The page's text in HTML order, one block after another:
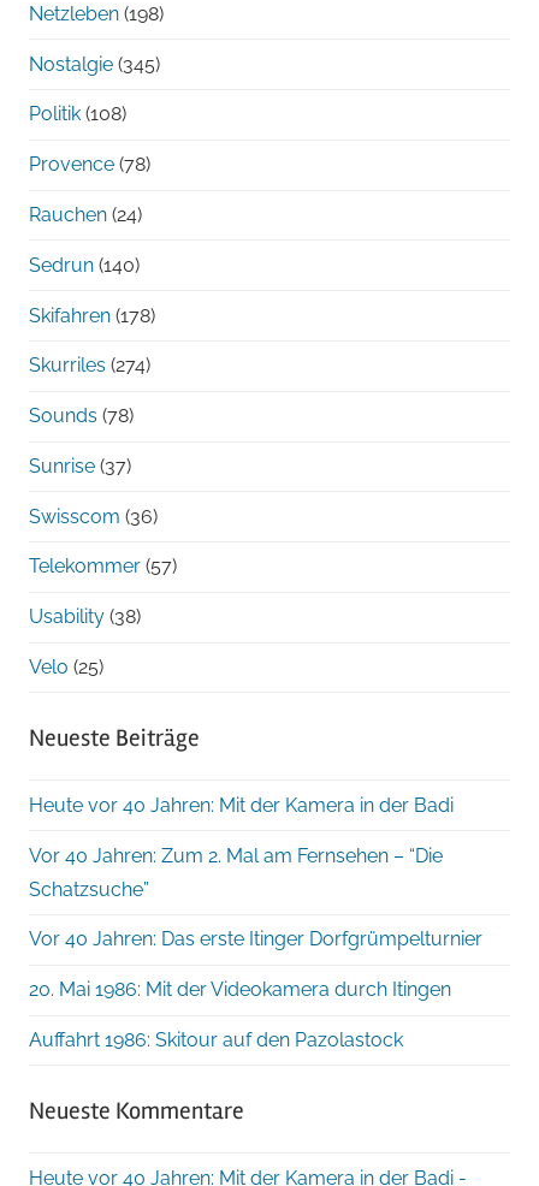
Netzleben (198)
Nostalgie (345)
Politik (108)
Provence (78)
Rauchen (24)
Sedrun (140)
Skifahren (178)
Skurriles (274)
Sounds (78)
Sunrise (37)
Swisscom (36)
Telekommer (57)
Usability (38)
Velo (25)
Neueste Beiträge
Heute vor 40 Jahren: Mit der Kamera in der Badi
Vor 40 Jahren: Zum 2. Mal am Fernsehen – “Die
Schatzsuche”
Vor 40 Jahren: Das erste Itinger Dorfgrümpelturnier
20. Mai 1986: Mit der Videokamera durch Itingen
Auffahrt 1986: Skitour auf den Pazolastock
Neueste Kommentare
Heute vor 40 Jahren: Mit der Kamera in der Badi -